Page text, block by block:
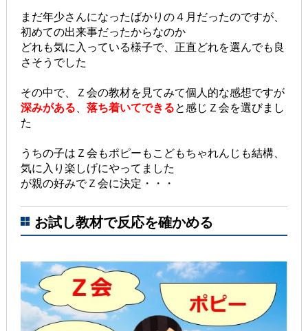
まだ年少さんになったばかりの４月だったのですが、
初めての出来事だったからなのか
どれも気に入っている様子で、正直どれを選んでも良
さそうでした
その中で、Ｚ会の教材を見てみて個人的な感想ですが
深みがある
落ち着いてできると感じＺ会を選びまし
た
うちの子はＺ会もポピーもこどもちゃれんじも結構、
気に入り楽しげにやってました
が親の好みでＺ会に決定・・・
お試し教材で反応を確かめる